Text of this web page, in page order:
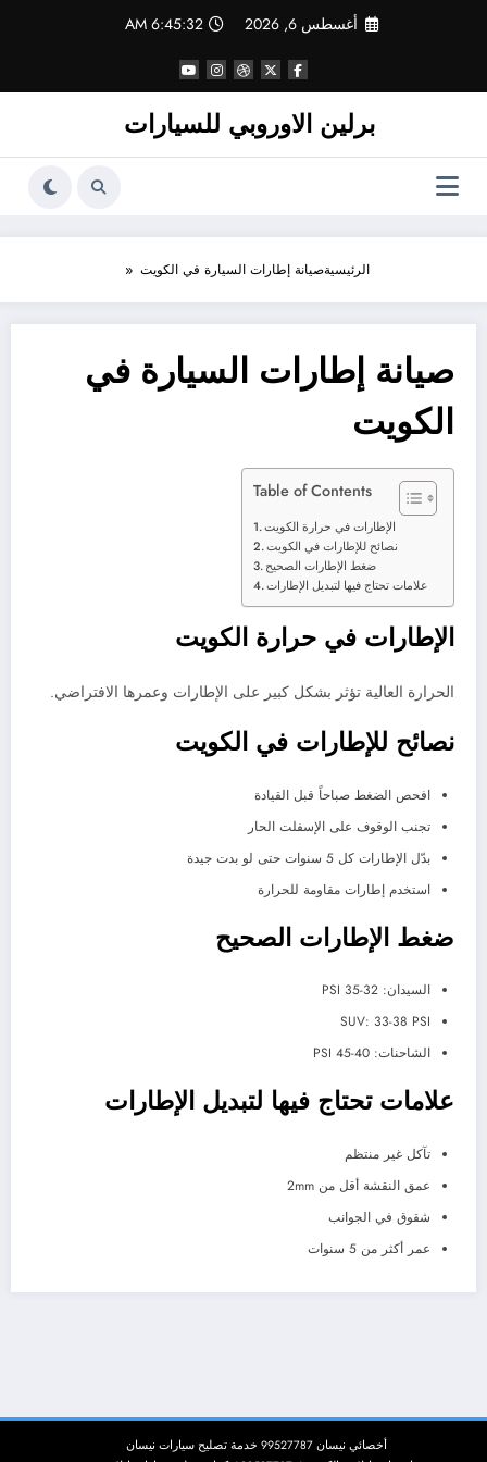
أغسطس 6, 2026 6:45:32 AM
برلين الاوروبي للسيارات
الرئيسيةصيانة إطارات السيارة في الكويت
صيانة إطارات السيارة في
الكويت
Table of Contents
الإطارات في حرارة الكويت
نصائح للإطارات في الكويت
ضغط الإطارات الصحيح
علامات تحتاج فيها لتبديل الإطارات
الإطارات في حرارة الكويت
الحرارة العالية تؤثر بشكل كبير على الإطارات وعمرها الافتراضي.
نصائح للإطارات في الكويت
افحص الضغط صباحاً قبل القيادة
تجنب الوقوف على الإسفلت الحار
بدّل الإطارات كل 5 سنوات حتى لو بدت جيدة
استخدم إطارات مقاومة للحرارة
ضغط الإطارات الصحيح
السيدان: 32-35 PSI
SUV: 33-38 PSI
الشاحنات: 40-45 PSI
علامات تحتاج فيها لتبديل الإطارات
تآكل غير منتظم
عمق النقشة أقل من 2mm
شقوق في الجوانب
عمر أكثر من 5 سنوات
أخصائي نيسان 99527787 خدمة تصليح سيارات نيسان